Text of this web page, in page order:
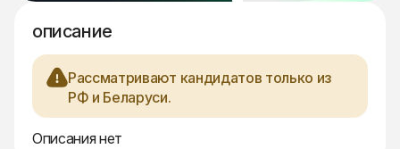
описание
Рассматривают кандидатов только из
РФ и Беларуси.
Описания нет